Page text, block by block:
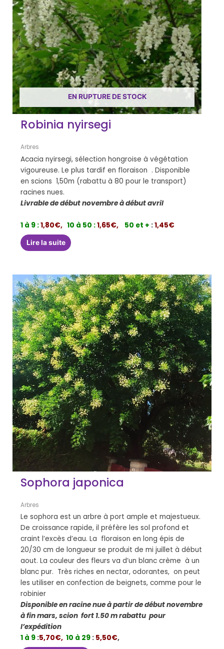
EN RUPTURE DE STOCK
Robinia nyirsegi
Arbres
Acacia nyirsegi, sélection hongroise à végétation
vigoureuse. Le plus tardif en floraison . Disponible
en scions 1,50m (rabattu à 80 pour le transport)
racines nues.
Livrable de début novembre à début avril
1 à 9 :1,80€, 10 à 50 :1,65€, 50 et + :1,45€
Lire la suite
Sophora japonica
Arbres
Le sophora est un arbre à port ample et majestueux.
De croissance rapide, il préfère les sol profond et
craint l’excès d’eau. La floraison en long épis de
20/30 cm de longueur se produit de mi juillet à début
aout. La couleur des fleurs va d’un blanc crème à un
blanc pur. Très riches en nectar, odorantes, on peut
les utiliser en confection de beignets, comme pour le
robinier
Disponible en racine nue à partir de début novembre
à fin mars, scion fort 1.50 m rabattu pour
l’expédition
1 à 9 :5,70€, 10 à 29 : 5,50€,